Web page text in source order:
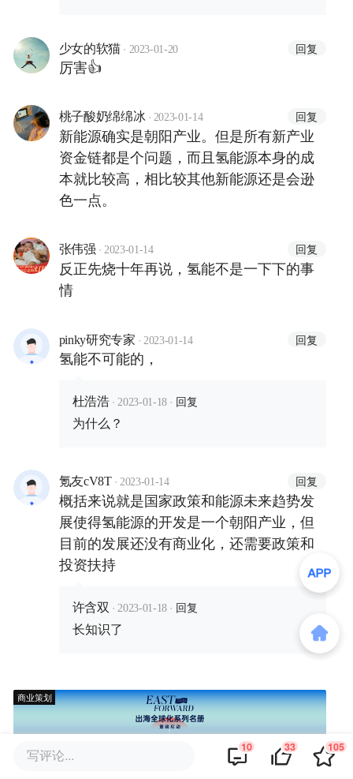
少女的软猫 · 2023-01-20 回复
厉害👍
桃子酸奶绵绵冰 · 2023-01-14 回复
新能源确实是朝阳产业。但是所有新产业
资金链都是个问题，而且氢能源本身的成
本就比较高，相比较其他新能源还是会逊
色一点。
张伟强 · 2023-01-14 回复
反正先烧十年再说，氢能不是一下下的事
情
pinky研究专家 · 2023-01-14 回复
氢能不可能的，
杜浩浩 · 2023-01-18 · 回复
为什么？
氪友cV8T · 2023-01-14 回复
概括来说就是国家政策和能源未来趋势发
展使得氢能源的开发是一个朝阳产业，但
目前的发展还没有商业化，还需要政策和
投资扶持
许含双 · 2023-01-18 · 回复
长知识了
商业策划
写评论... 10 33 105